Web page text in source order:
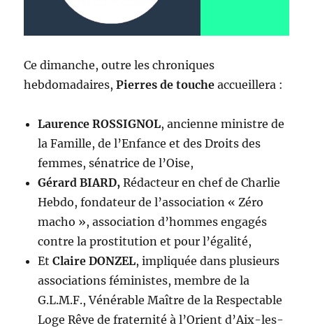
Ce dimanche, outre les chroniques
hebdomadaires,Pierres de touche accueillera :
Laurence ROSSIGNOL, ancienne ministre de
la Famille, de l’Enfance et des Droits des
femmes, sénatrice de l’Oise,
Gérard BIARD,Rédacteur en chef de Charlie
Hebdo, fondateur de l’association « Zéro
macho », association d’hommes engagés
contre la prostitution et pour l’égalité,
EtClaire DONZEL, impliquée dans plusieurs
associations féministes, membre de la
G.L.M.F., Vénérable Maître de la Respectable
Loge Rêve de fraternité à l’Orient d’Aix-les-